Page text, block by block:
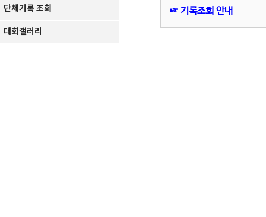
단체기록 조회
대회갤러리
☞ 기록조회 안내